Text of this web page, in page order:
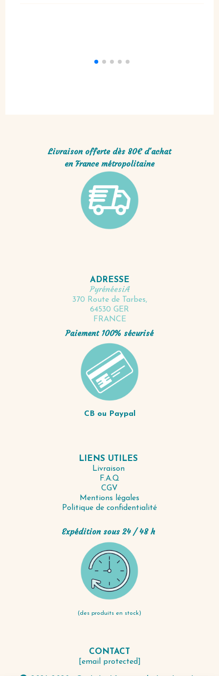
Livraison offerte dès 80€ d'achat
en France métropolitaine
ADRESSE
PyrénéesiA
370 Route de Tarbes,
64530 GER
FRANCE
Paiement 100% sécurisé
CB ou Paypal
LIENS UTILES
Livraison
F.A.Q
CGV
Mentions légales
Politique de confidentialité
Expédition sous 24 / 48 h
(des produits en stock)
CONTACT
[email protected]